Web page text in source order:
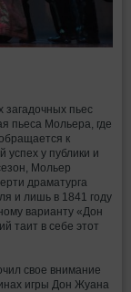
пьес
пьеса Мольера, где
к
успех у публики и
Мольер
драматурга
и лишь в 1841 году
варианту «Дон
таит в себе этот
свое внимание
игры Дон Жуана